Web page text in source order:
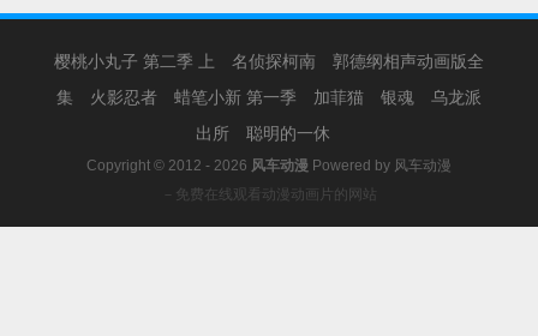
樱桃小丸子 第二季 上 名侦探柯南
郭德纲相声动画版全
集
火影忍者 蜡笔小新 第一季 加菲猫 银魂
乌龙派
出所
聪明的一休
Copyright © 2012 - 2026 风车动漫 Powered by 风车动漫
－免费在线观看动漫动画片的网站